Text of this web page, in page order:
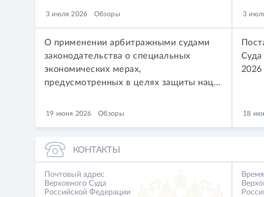
3 июля 2026 Обзоры 3
О применении арбитражными судами
законодательства о специальных
экономических мерах,
предусмотренных в целях защиты национальных интересов Российской Федерации.
19 июня 2026 Обзоры 18
КОНТАКТЫ
Почтовый адрес
Верховного Суда
Российской Федерации